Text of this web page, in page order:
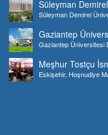
Süleyman
Süleyman Demirel
Gaziantep
Gaziantep Üniversitesi
Meşhur Tostçu
Eskişehir, Hoşnudiye